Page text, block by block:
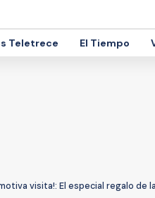
Teletrece El Tiempo
visita!: El especial regalo de